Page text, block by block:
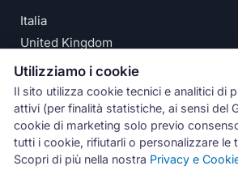
Italia
United Kingdom
Deutschland
España
© Numeri Primi Srl — P.IVA
Cookie Policy
Utilizziamo i cookie
Il sito utilizza cookie tecnici e analitici di
attivi (per finalità statistiche, ai sensi del
cookie di marketing solo previo
tutti i cookie, rifiutarli o personalizzare le
Scopri di più nella nostra Privacy e